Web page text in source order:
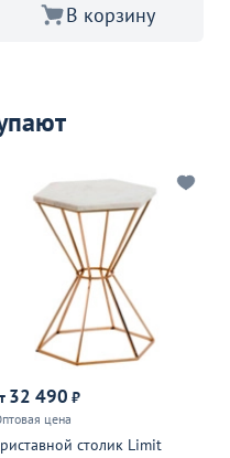
В корзину
32 490 ₽
цена
столик Limit